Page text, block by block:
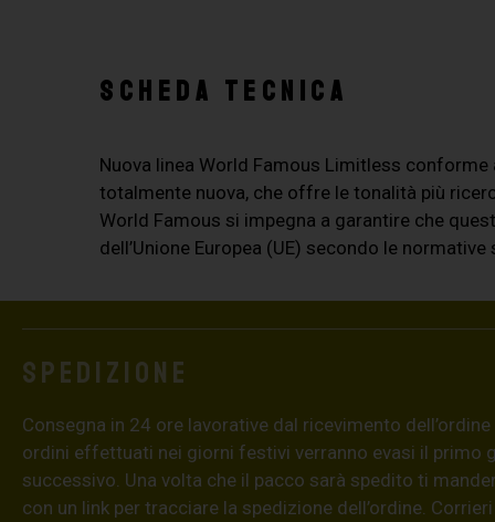
SCHEDA TECNICA
Nuova linea World Famous Limitless
totalmente nuova, che offre le tonalità più
World Famous si impegna a garantire che
dell’Unione Europea (UE) secondo le normative
Spedizione
Consegna in 24 ore lavorative dal ricevimento
ordini effettuati nei giorni festivi verranno evasi il primo
successivo. Una volta che il pacco sarà spedito ti
con un link per tracciare la spedizione dell’ordine.